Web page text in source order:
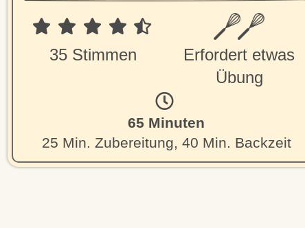
35 Stimmen
Erfordert etwas
Übung
65 Minuten
25 Min. Zubereitung, 40 Min. Backzeit